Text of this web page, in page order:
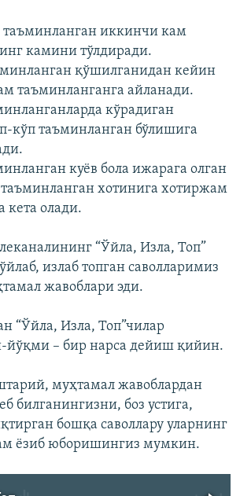
иккинчи кам
камини тўлдиради.
қўшилганидан кейин
таъминланганга айланади.
кўрадиган
кўп таъминланган бўлишига
куёв бола ижарага олган
хотинига хотиржам
кета олади.
“Ўйла, Изла, Топ”
излаб топган саволларимиз
жавоблари эди.
“Ўйла, Изла, Топ”чилар
йўқми – бир нарса дейиш қийин.
муҳтамал жавоблардан
билганингизни, боз устига,
бошқа саволлару уларнинг
ёзиб юборишингиз мумкин.